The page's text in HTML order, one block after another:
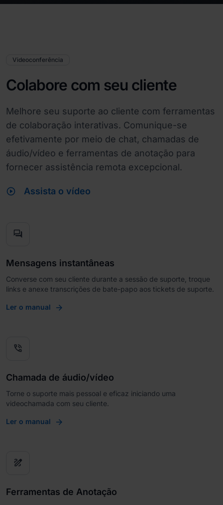
Videoconferência
Colabore com seu cliente
Melhore seu suporte ao cliente com ferramentas
de colaboração interativas. Comunique-se
efetivamente por meio de chat, chamadas de
áudio/vídeo e ferramentas de anotação para
fornecer assistência remota excepcional.
play_circle Assista o vídeo
forum
Mensagens instantâneas
Converse com seu cliente durante a sessão de suporte, troque
links e anexe transcrições de bate-papo aos tickets de suporte.
Ler o manual
phone_in_talk
Chamada de áudio/vídeo
Torne o suporte mais pessoal e eficaz iniciando uma
videochamada com seu cliente.
Ler o manual
draw
Ferramentas de Anotação